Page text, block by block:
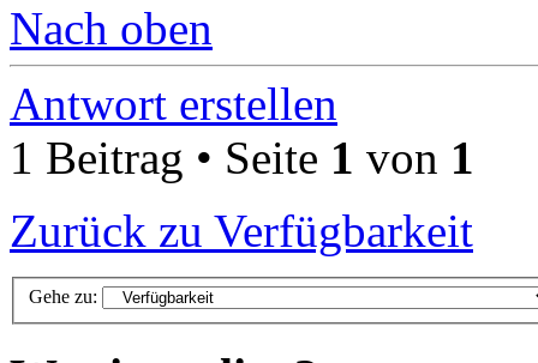
Nach oben
Antwort erstellen
1 Beitrag • Seite 1 von 1
Zurück zu Verfügbarkeit
Gehe zu: